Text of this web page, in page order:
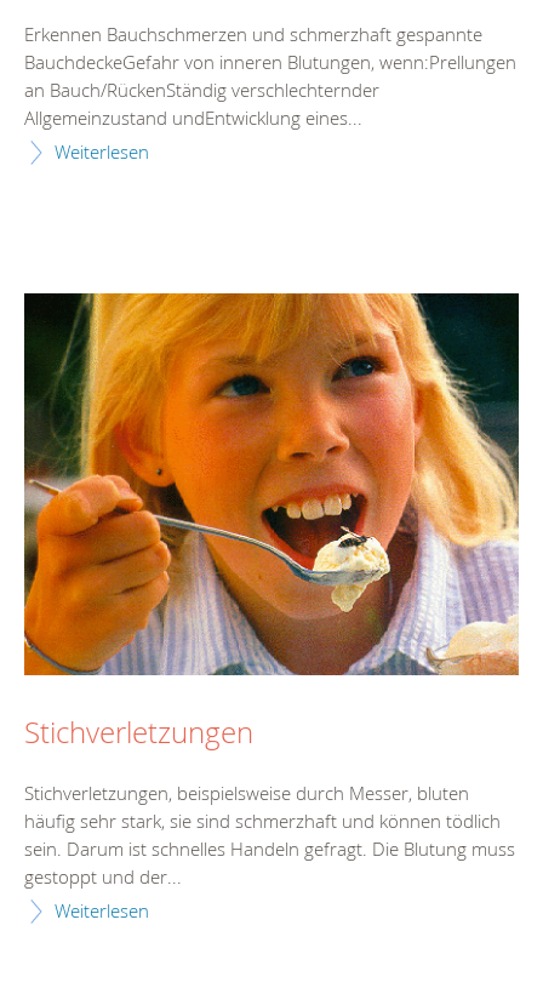
Erkennen Bauchschmerzen und schmerzhaft gespannte
BauchdeckeGefahr von inneren Blutungen, wenn:Prellungen
an Bauch/RückenStändig verschlechternder
Allgemeinzustand undEntwicklung eines...
Weiterlesen
Stichverletzungen
Stichverletzungen, beispielsweise durch Messer, bluten
häufig sehr stark, sie sind schmerzhaft und können tödlich
sein. Darum ist schnelles Handeln gefragt. Die Blutung muss
gestoppt und der...
Weiterlesen